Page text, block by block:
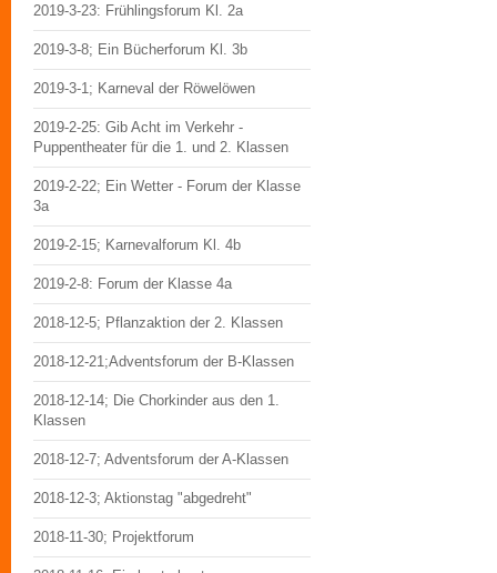
2019-3-23: Frühlingsforum Kl. 2a
2019-3-8; Ein Bücherforum Kl. 3b
2019-3-1; Karneval der Röwelöwen
2019-2-25: Gib Acht im Verkehr -
Puppentheater für die 1. und 2. Klassen
2019-2-22; Ein Wetter - Forum der Klasse
3a
2019-2-15; Karnevalforum Kl. 4b
2019-2-8: Forum der Klasse 4a
2018-12-5; Pflanzaktion der 2. Klassen
2018-12-21;Adventsforum der B-Klassen
2018-12-14; Die Chorkinder aus den 1.
Klassen
2018-12-7; Adventsforum der A-Klassen
2018-12-3; Aktionstag "abgedreht"
2018-11-30; Projektforum